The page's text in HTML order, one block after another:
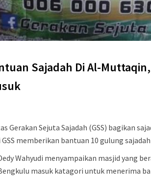
Sajadah Di Al-
Gerakan Sejuta Sajadah (GSS) bagikan
memberikan bantuan 10 gulung
Wahyudi menyampaikan masjid yang
masuk katagori untuk menerima